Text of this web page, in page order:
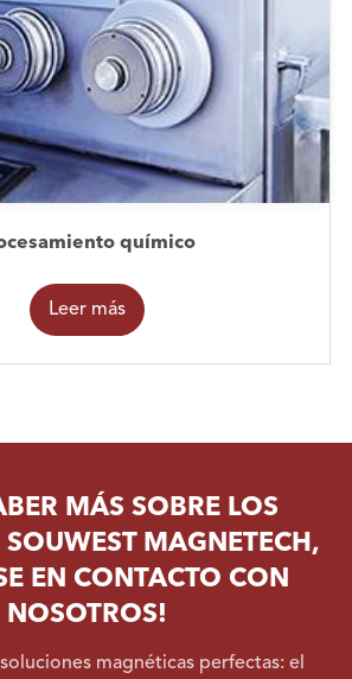
químico
Leer más
MÁS SOBRE LOS
SOUWEST MAGNETECH,
EN CONTACTO CON
NOSOTROS!
magnéticas perfectas: el